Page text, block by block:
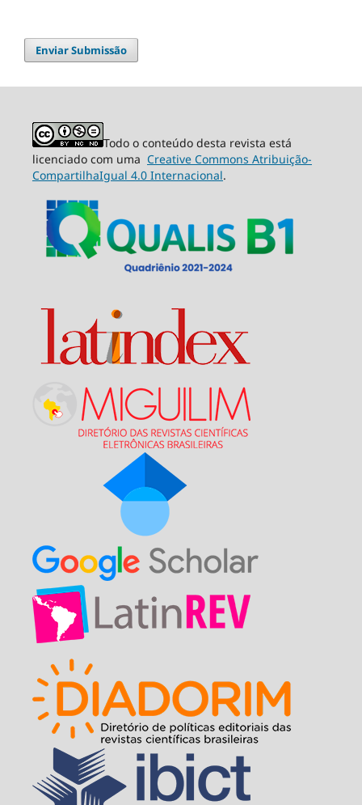
Enviar Submissão
Todo o conteúdo desta revista está
licenciado com uma Creative Commons Atribuição-
CompartilhaIgual 4.0 Internacional.